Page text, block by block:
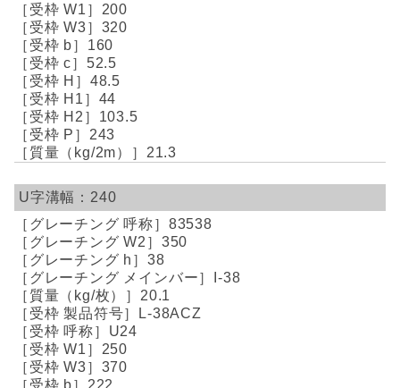
200
320
160
52.5
48.5
44
103.5
243
21.3
240
83538
350
38
I-38
20.1
L-38ACZ
U24
250
370
222